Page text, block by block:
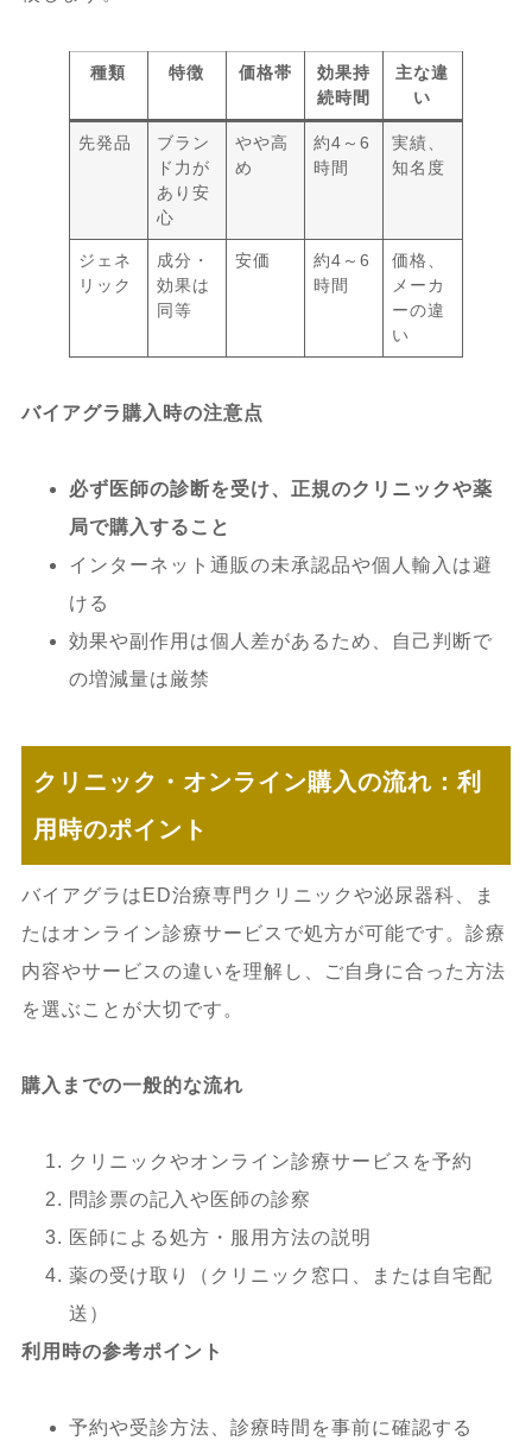
種類 特徴 価格帯
効果持
続時間
主な違
い
先発品
ブラン
ド力が
あり安
心
やや高
め
約4～6
時間
実績、
知名度
ジェネ
リック
成分・
効果は
同等
安価
約4～6
時間
価格、
メーカ
ーの違
い
バイアグラ購入時の注意点
必ず医師の診断を受け、正規のクリニックや薬
局で購入すること
インターネット通販の未承認品や個人輸入は避
ける
効果や副作用は個人差があるため、自己判断で
の増減量は厳禁
クリニック・オンライン購入の流れ：利
用時のポイント
バイアグラはED治療専門クリニックや泌尿器科、ま
たはオンライン診療サービスで処方が可能です。診療
内容やサービスの違いを理解し、ご自身に合った方法
を選ぶことが大切です。
購入までの一般的な流れ
クリニックやオンライン診療サービスを予約
問診票の記入や医師の診察
医師による処方・服用方法の説明
薬の受け取り（クリニック窓口、または自宅配
送）
利用時の参考ポイント
予約や受診方法、診療時間を事前に確認する